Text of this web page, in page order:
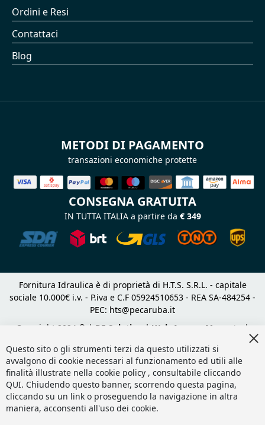
Ordini e Resi
Contattaci
Blog
METODI DI PAGAMENTO
transazioni economiche protette
CONSEGNA GRATUITA
IN TUTTA ITALIA a partire da € 349
Fornitura Idraulica è di proprietà di H.T.S. S.R.L. - capitale
sociale 10.000€ i.v. - P.iva e C.F 05924510653 - REA SA-484254 -
PEC: hts@pecaruba.it
Copyright 2024 © | DF Solution | Web Agency Magento
|
Questo sito o gli strumenti terzi da questo utilizzati si
avvalgono di cookie necessari al funzionamento ed utili alle
finalità illustrate nella cookie policy , consultabile cliccando
QUI. Chiudendo questo banner, scorrendo questa pagina,
cliccando su un link o proseguendo la navigazione in altra
maniera, acconsenti all'uso dei cookie.